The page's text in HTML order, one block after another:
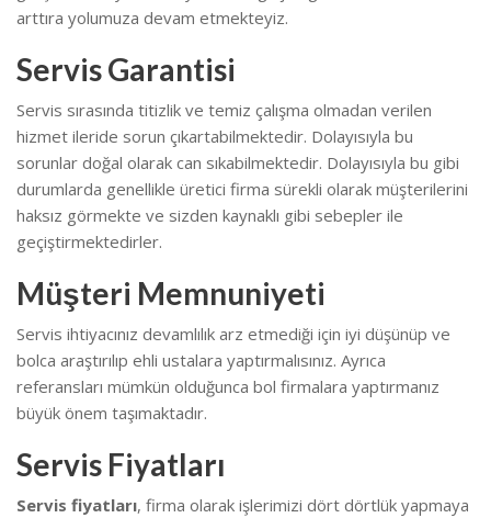
arttıra yolumuza devam etmekteyiz.
Servis Garantisi
Servis sırasında titizlik ve temiz çalışma olmadan verilen
hizmet ileride sorun çıkartabilmektedir. Dolayısıyla bu
sorunlar doğal olarak can sıkabilmektedir. Dolayısıyla bu gibi
durumlarda genellikle üretici firma sürekli olarak müşterilerini
haksız görmekte ve sizden kaynaklı gibi sebepler ile
geçiştirmektedirler.
Müşteri Memnuniyeti
Servis ihtiyacınız devamlılık arz etmediği için iyi düşünüp ve
bolca araştırılıp ehli ustalara yaptırmalısınız. Ayrıca
referansları mümkün olduğunca bol firmalara yaptırmanız
büyük önem taşımaktadır.
Servis Fiyatları
Servis fiyatları, firma olarak işlerimizi dört dörtlük yapmaya